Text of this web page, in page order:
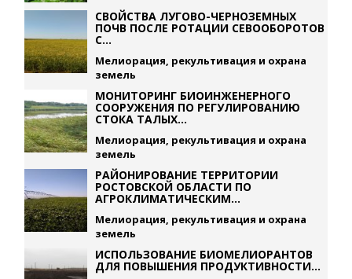
СВОЙСТВА ЛУГОВО-ЧЕРНОЗЕМНЫХ
ПОЧВ ПОСЛЕ РОТАЦИИ СЕВООБОРОТОВ
С...
Мелиорация, рекультивация и охрана
земель
МОНИТОРИНГ БИОИНЖЕНЕРНОГО
СООРУЖЕНИЯ ПО РЕГУЛИРОВАНИЮ
СТОКА ТАЛЫХ...
Мелиорация, рекультивация и охрана
земель
РАЙОНИРОВАНИЕ ТЕРРИТОРИИ
РОСТОВСКОЙ ОБЛАСТИ ПО
АГРОКЛИМАТИЧЕСКИМ...
Мелиорация, рекультивация и охрана
земель
ИСПОЛЬЗОВАНИЕ БИОМЕЛИОРАНТОВ
ДЛЯ ПОВЫШЕНИЯ ПРОДУКТИВНОСТИ...